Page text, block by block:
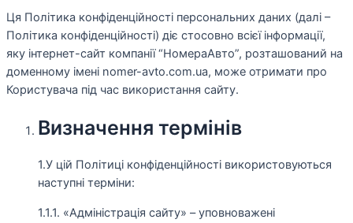
Ця Політика конфіденційності персональних даних (далі –
Політика конфіденційності) діє стосовно всієї інформації,
яку інтернет-сайт компанії “НомераАвто”, розташований на
доменному імені nomer-avto.com.ua, може отримати про
Користувача під час використання сайту.
Визначення термінів
1.У цій Політиці конфіденційності використовуються
наступні терміни:
1.1.1. «Адміністрація сайту» – уповноважені